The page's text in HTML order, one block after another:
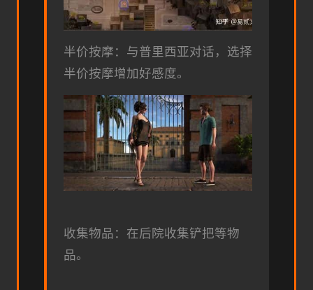
半价按摩：与普里西亚对话，选择
半价按摩增加好感度。
收集物品：在后院收集铲把等物
品。